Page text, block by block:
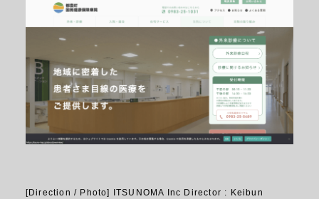
[Direction / Photo] ITSUNOMA Inc Director : Keibun